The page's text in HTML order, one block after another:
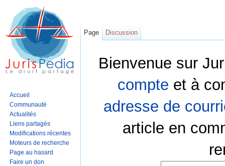
Bienvenue sur
compte et à
adresse de
article en
Page Discussion
Accueil
Communauté
Actualités
Liens partagés
Modifications récentes
Moteurs de recherche
Page au hasard
Faire un don